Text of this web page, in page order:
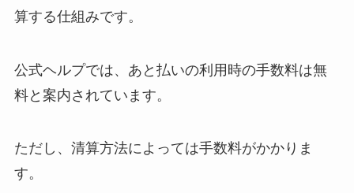
算する仕組みです。
公式ヘルプでは、あと払いの利用時の手数料は無
料と案内されています。
ただし、清算方法によっては手数料がかかりま
す。